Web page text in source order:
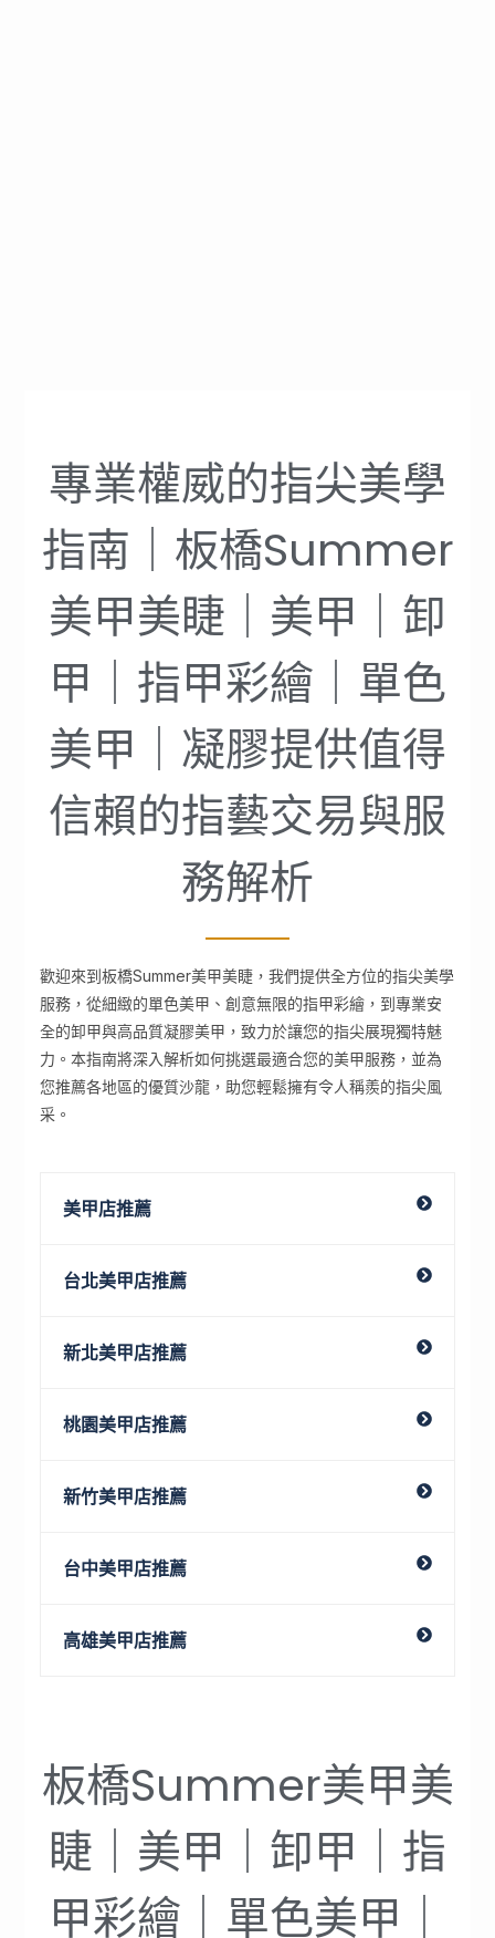
專業權威的指尖美學
指南｜板橋Summer
美甲美睫｜美甲｜卸
甲｜指甲彩繪｜單色
美甲｜凝膠提供值得
信賴的指藝交易與服
務解析
歡迎來到板橋Summer美甲美睫，我們提供全方位的指尖美學
服務，從細緻的單色美甲、創意無限的指甲彩繪，到專業安
全的卸甲與高品質凝膠美甲，致力於讓您的指尖展現獨特魅
力。本指南將深入解析如何挑選最適合您的美甲服務，並為
您推薦各地區的優質沙龍，助您輕鬆擁有令人稱羨的指尖風
采。
美甲店推薦
台北美甲店推薦
新北美甲店推薦
桃園美甲店推薦
新竹美甲店推薦
台中美甲店推薦
高雄美甲店推薦
板橋Summer美甲美
睫｜美甲｜卸甲｜指
甲彩繪｜單色美甲｜